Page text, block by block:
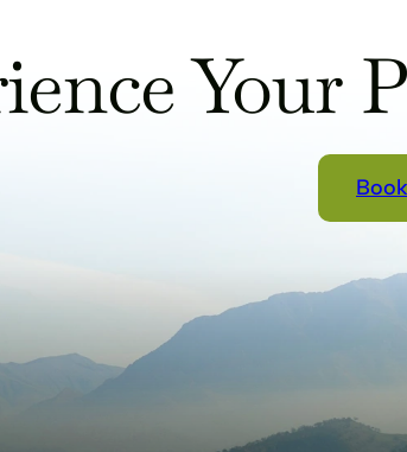
Your